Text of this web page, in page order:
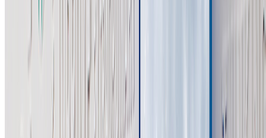
⚫辅助图形设计：
以Logo为核心，绿色横线叠加一条绿色渐变线，并行延伸成
一组平行线，像海天的交相辉映，如企业与员工的相互扶持，
传递出感恩华海、绿色化海、健康华海、幸福华海这四个企业
文化价值观。
⚫色彩运用：
主色调采用企业绿色，传递环保与健康理念；渐变绿色丰富视